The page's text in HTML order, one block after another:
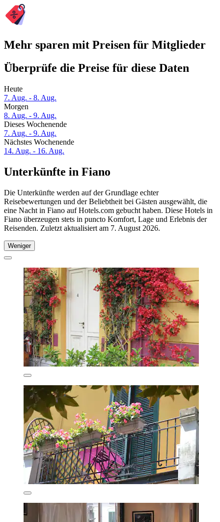
Mehr sparen mit Preisen für Mitglieder
Überprüfe die Preise für diese Daten
Heute
7. Aug. - 8. Aug.
Morgen
8. Aug. - 9. Aug.
Dieses Wochenende
7. Aug. - 9. Aug.
Nächstes Wochenende
14. Aug. - 16. Aug.
Unterkünfte in Fiano
Die Unterkünfte werden auf der Grundlage echter
Reisebewertungen und der Beliebtheit bei Gästen ausgewählt, die
eine Nacht in Fiano auf Hotels.com gebucht haben. Diese Hotels in
Fiano überzeugen stets in puncto Komfort, Lage und Erlebnis der
Reisenden. Zuletzt aktualisiert am 7. August 2026.
Weniger